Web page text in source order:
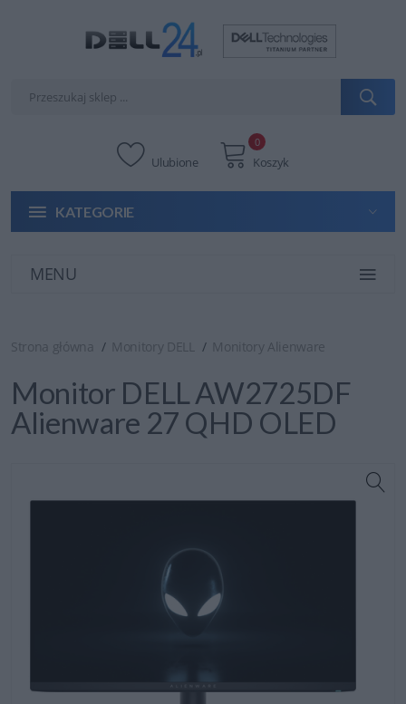
Ulubione Koszyk
0
KATEGORIE
MENU
Strona główna Monitory DELL Monitory Alienware
Monitor DELL AW2725DF
Alienware 27 QHD OLED